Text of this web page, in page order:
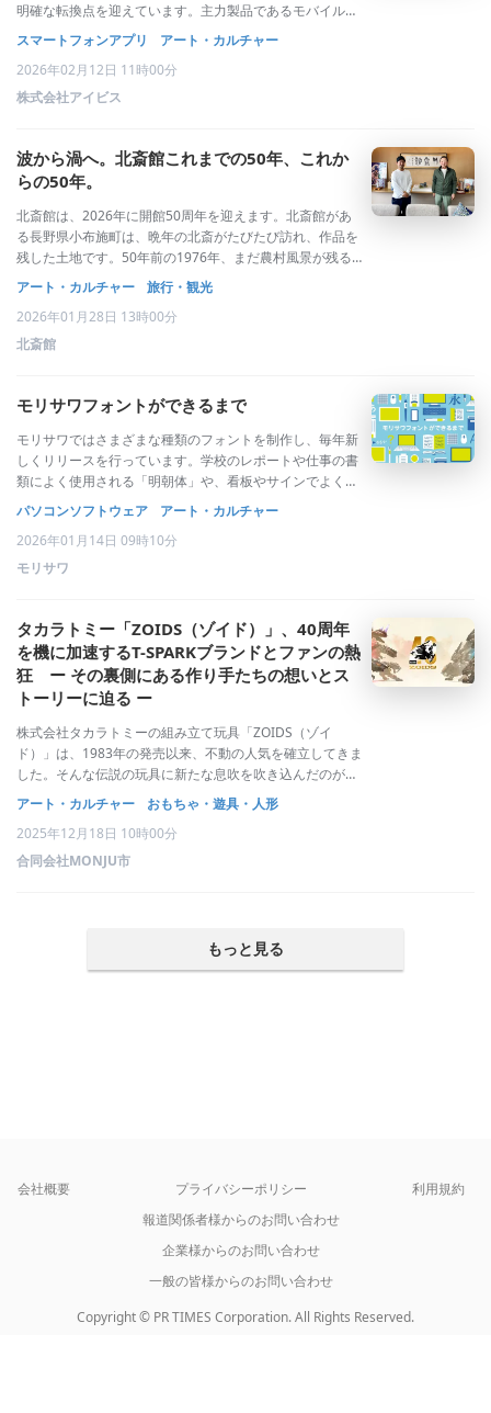
明確な転換点を迎えています。主力製品であるモバイルペ
イントアプリ「ibisPaint（アイビスペイント）」は、2011
年のリリース以来、世界中で利用され、2025年9月には世
界累計5億ダウンロード
スマートフォンアプリ
アート・カルチャー
2026年02月12日 11時00分
株式会社アイビス
波から渦へ。北斎館これまでの50年、これか
らの50年。
北斎館は、2026年に開館50周年を迎えます。北斎館があ
る長野県小布施町は、晩年の北斎がたびたび訪れ、作品を
残した土地です。50年前の1976年、まだ農村風景が残る
この地に、小さな美術館が誕生しました。建設当時は「こ
んな田舎の美術館に人が来るだろうか」と心配されました
が、この50年で、日本国内はもと
アート・カルチャー
旅行・観光
2026年01月28日 13時00分
北斎館
モリサワフォントができるまで
モリサワではさまざまな種類のフォントを制作し、毎年新
しくリリースを行っています。学校のレポートや仕事の書
類によく使用される「明朝体」や、看板やサインでよく見
る「ゴシック体」、お菓子のパッケージやポスターなどに
使われる「デザイン書体」など、さまざまな種類のフォン
トが存在します。フォントを変えるだけで、
パソコンソフトウェア
アート・カルチャー
2026年01月14日 09時10分
モリサワ
タカラトミー「ZOIDS（ゾイド）」、40周年
を機に加速するT-SPARKブランドとファンの熱
狂 ー その裏側にある作り手たちの想いとス
トーリーに迫る ー
株式会社タカラトミーの組み立て玩具「ZOIDS（ゾイ
ド）」は、1983年の発売以来、不動の人気を確立してきま
した。そんな伝説の玩具に新たな息吹を吹き込んだのが、
2023年に迎えた「誕生40周年」を記念するプロジェク
ト。往年のファンにさらなる興奮を巻き起こすとともに、
若い世代のファンも獲得しました。そ
アート・カルチャー
おもちゃ・遊具・人形
2025年12月18日 10時00分
合同会社MONJU市
もっと見る
会社概要 プライバシーポリシー
利用規約
報道関係者様からのお問い合わせ
企業様からのお問い合わせ
一般の皆様からのお問い合わせ
Copyright © PR TIMES Corporation. All Rights Reserved.